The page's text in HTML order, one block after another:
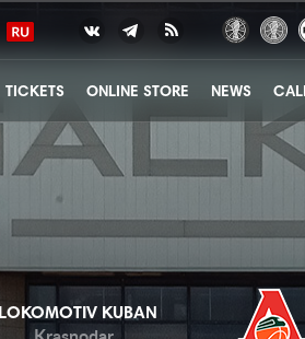
TICKETS ONLINE STORE NEWS
LOKOMOTIV KUBAN